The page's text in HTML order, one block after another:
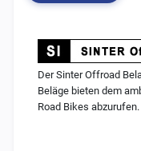
Der Sinter Offroad
Beläge bieten dem
Road Bikes abzurufen.